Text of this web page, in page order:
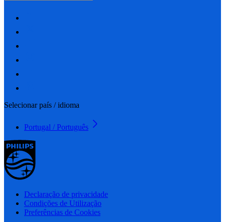
Selecionar país / idioma
Portugal / Português
Declaração de privacidade
Condições de Utilização
Preferências de Cookies